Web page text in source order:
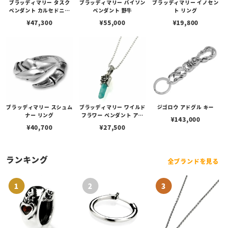
ブラッディマリー タスク
ペンダント カルセドニー
¥47,300
ブラッディマリー バイソン
ペンダント 野牛
¥55,000
ブラッディマリー イノセン
ト リング
¥19,800
ブラッディマリー スシュム
ナー リング
¥40,700
ブラッディマリー ワイルド
フラワー ペンダント アマ
¥27,500
ジゴロウ アドグル キー
¥143,000
ランキング 全ブランドを見る